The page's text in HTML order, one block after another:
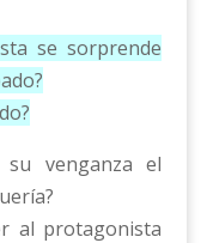
se sorprende
venganza el
al protagonista